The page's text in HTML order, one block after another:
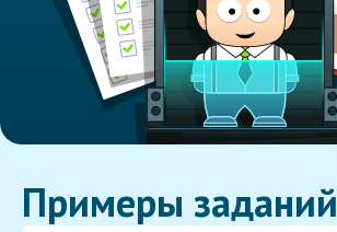
Примеры заданий